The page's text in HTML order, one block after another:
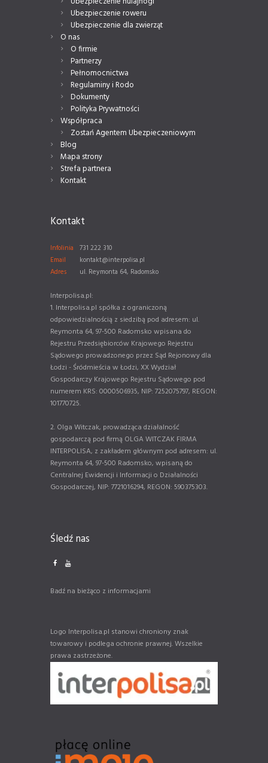
Ubezpieczenie roweru
Ubezpieczenie dla zwierząt
O nas
O firmie
Partnerzy
Pełnomocnictwa
Regulaminy i Rodo
Dokumenty
Polityka Prywatności
Współpraca
Zostań Agentem Ubezpieczeniowym
Blog
Mapa strony
Strefa partnera
Kontakt
Kontakt
Infolinia
731 222 310
Email
kontakt@interpolisa.pl
Adres
ul. Reymonta 64, Radomsko
Interpolisa.pl:
1. Interpolisa.pl spółka z ograniczoną
odpowiedzialnością z siedzibą pod adresem: ul.
Reymonta 64, 97-500 Radomsko wpisana do
Rejestru Przedsiębiorców Krajowego Rejestru
Sądowego prowadzonego przez Sąd Rejonowy dla
Łodzi - Śródmieścia w Łodzi, XX Wydział
Gospodarczy Krajowego Rejestru Sądowego pod
numerem KRS: 0000506935, NIP: 7252075797, REGON:
101770725.
2. Olga Witczak, prowadząca działalność
gospodarczą pod firmą OLGA WITCZAK FIRMA
INTERPOLISA, z zakładem głównym pod adresem: ul.
Reymonta 64, 97-500 Radomsko, wpisaną do
Centralnej Ewidencji i Informacji o Działalności
Gospodarczej, NIP: 7721016294, REGON: 590375303.
Śledź nas
Badź na bieżąco z informacjami
Logo Interpolisa.pl stanowi chroniony znak
towarowy i podlega ochronie prawnej. Wszelkie
prawa zastrzeżone.